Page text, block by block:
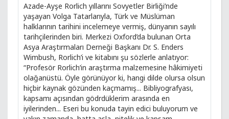
Azade-Ayşe Rorlich yıllarını Sovyetler Birliği’nde
yaşayan Volga Tatarlarıyla, Türk ve Müslüman
halklarının tarihini incelemeye vermiş, dünyanın sayılı
tarihçilerinden biri. Merkezi Oxford’da bulunan Orta
Asya Araştırmaları Derneği Başkanı Dr. S. Enders
Wimbush, Rorlich’i ve kitabını şu sözlerle anlatıyor:
“Profesör Rorlich’in araştırma malzemesine hâkimiyeti
olağanüstü. Öyle görünüyor ki, hangi dilde olursa olsun
hiçbir kaynak gözünden kaçmamış... Bibliyografyası,
kapsamı açısından gödrdüklerim arasında en
iyilerinden... Eseri bu konuda tayin edici buluyorum ve